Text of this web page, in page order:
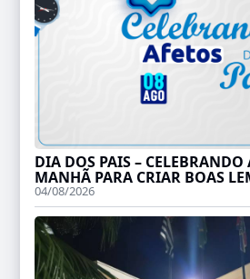
DIA DOS PAIS – CELEBRANDO
MANHÃ PARA CRIAR BOAS
04/08/2026